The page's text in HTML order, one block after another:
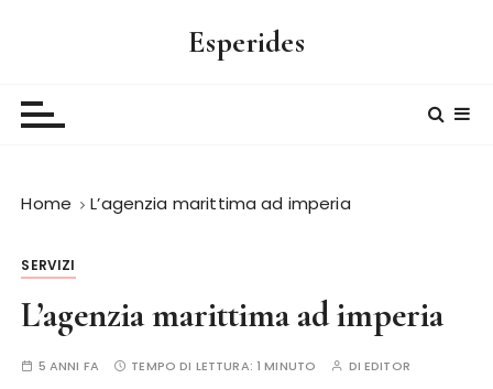
Esperides
Home L’agenzia marittima ad imperia
SERVIZI
L’agenzia marittima ad imperia
5 ANNI FA TEMPO DI LETTURA:1 MINUTO DI EDITOR